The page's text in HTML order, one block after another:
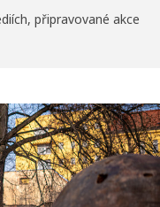
připravované akce